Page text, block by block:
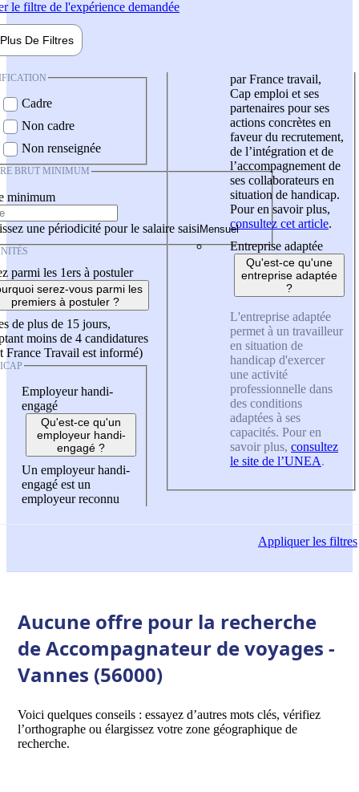
le filtre de l'expérience demandée
Plus De Filtres
Cadre
Non cadre
Non renseignée
BRUT MINIMUM
minimum
une périodicité pour le salaire saisi
parmi les 1ers à postuler
serez-vous parmi les
premiers à postuler ?
de plus de 15 jours,
moins de 4 candidatures
France Travail est informé)
Employeur handi-
engagé
Qu'est-ce qu'un
employeur handi-
engagé ?
Un employeur handi-
engagé est un
employeur reconnu
par France travail,
Cap emploi et ses
partenaires pour ses
actions concrètes en
faveur du recrutement,
de l’intégration et de
l’accompagnement de
ses collaborateurs en
situation de handicap.
Pour en savoir plus,
consultez cet article.
Entreprise adaptée
Qu'est-ce qu'une
entreprise adaptée
?
L'entreprise adaptée
permet à un travailleur
en situation de
handicap d'exercer
une activité
professionnelle dans
des conditions
adaptées à ses
capacités. Pour en
savoir plus, consultez
le site de l’UNEA.
Appliquerles filtres
Aucune offre pour la recherche
de Accompagnateur de voyages -
Vannes (56000)
Voici quelques conseils : essayez d’autres mots clés, vérifiez
l’orthographe ou élargissez votre zone géographique de
recherche.